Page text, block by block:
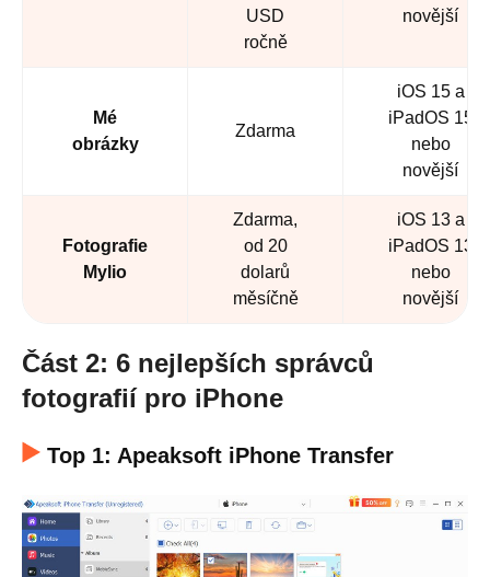
USD
ročně
novější
Mé
obrázky
Zdarma
iOS 15 a
iPadOS 15
nebo
novější
Fotografie
Mylio
Zdarma,
od 20
dolarů
měsíčně
iOS 13 a
iPadOS 13
nebo
novější
Část 2: 6 nejlepších správců
fotografií pro iPhone
Top 1: Apeaksoft iPhone Transfer